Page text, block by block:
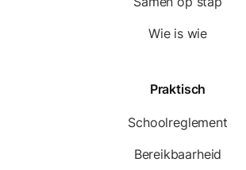
Wie is wie
Praktisch
Schoolreglement
Bereikbaarheid